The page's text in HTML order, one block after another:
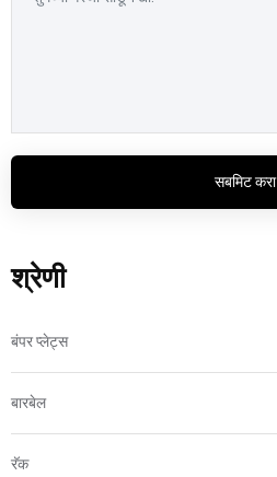
सबमिट करा
श्रेणी
बंपर प्लेट्स
बारबेल
रॅक